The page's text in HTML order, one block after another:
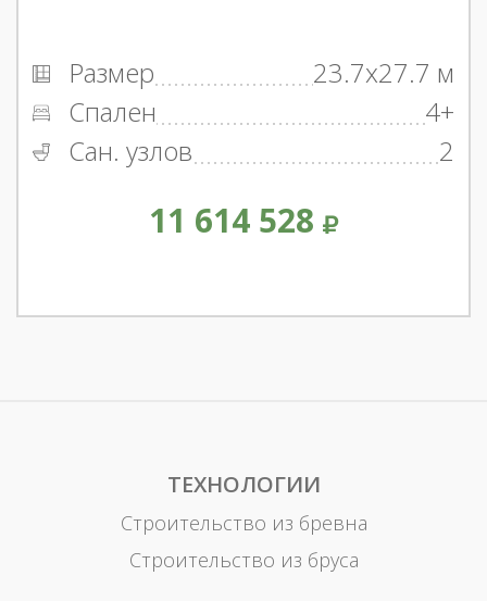
Размер
23.7x27.7 м
Спален
4+
Сан. узлов
2
11 614 528
ТЕХНОЛОГИИ
Строительство из бревна
Строительство из бруса